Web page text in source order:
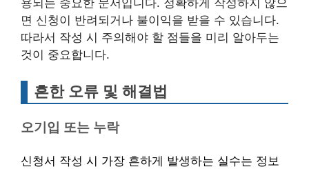
면 신청이 반려되거나 불이익을 받을 수 있습니다.
따라서 작성 시 주의해야 할 점들을 미리 알아두는
것이 중요합니다.
흔한 오류 및 해결법
오기입 또는 누락
신청서 작성 시 가장 흔하게 발생하는 실수는 정보